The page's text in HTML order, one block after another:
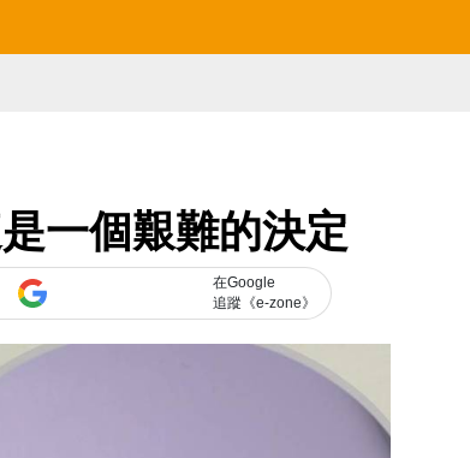
一個艱難的決定
在Google
追蹤《e-zone》